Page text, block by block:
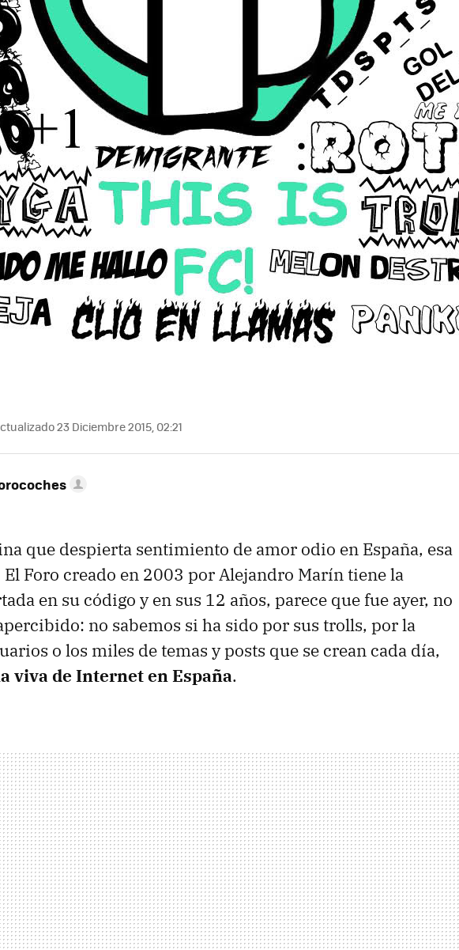
23 Diciembre 2015, 02:21
que despierta sentimiento de amor odio en España, esa
El Foro creado en 2003 por Alejandro Marín tiene la
en su código y en sus 12 años, parece que fue ayer, no
no sabemos si ha sido por sus trolls, por la
o los miles de temas y posts que se crean cada día,
viva de Internet en España.